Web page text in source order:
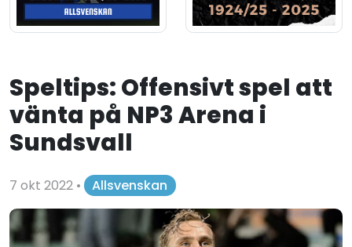
Speltips: Offensivt spel att
vänta på NP3 Arena i
Sundsvall
7 okt 2022 • Allsvenskan